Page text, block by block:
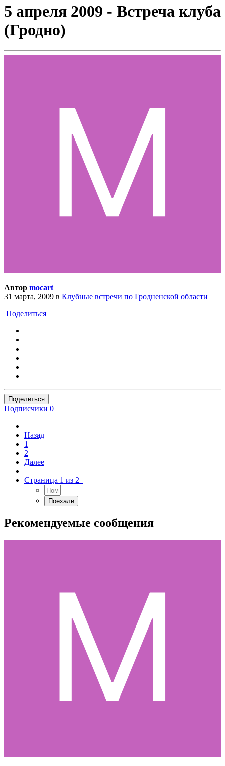
5 апреля 2009 - Встреча клуба
(Гродно)
Автор mocart
31 марта, 2009 в Клубные встречи по Гродненской области
Поделиться
Поделиться
Подписчики 0
Назад
1
2
Далее
Страница 1 из 2
Рекомендуемые сообщения